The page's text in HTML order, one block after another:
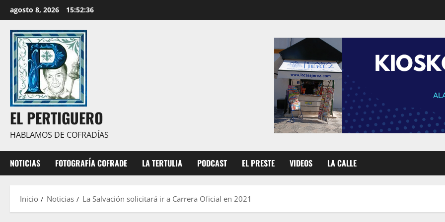
al
contenido
agosto 8, 2026 15:52:38
EL PERTIGUERO
HABLAMOS DE COFRADÍAS
NOTICIAS FOTOGRAFÍA COFRADE LA TERTULIA PODCAST EL PRESTE VIDEOS LA CALLE
Inicio Noticias La Salvación solicitará ir a Carrera Oficial en 2021